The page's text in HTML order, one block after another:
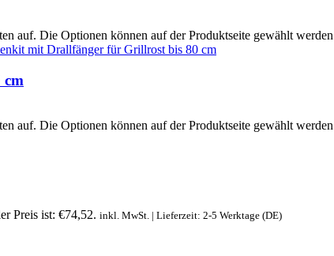
auf. Die Optionen können auf der Produktseite gewählt werden
auf. Die Optionen können auf der Produktseite gewählt werden
Preis ist: €74,52. inkl. MwSt. | Lieferzeit: 2-5 Werktage (DE)